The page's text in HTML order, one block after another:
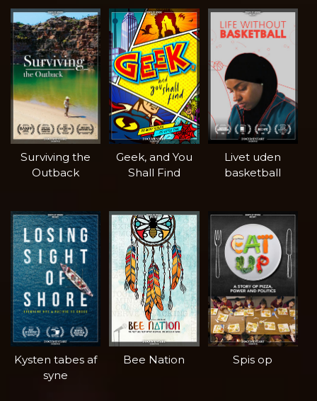
Surviving the
Outback
Geek, and You
Shall Find
Livet uden
basketball
Kysten tabes af
syne
Bee Nation Spis op